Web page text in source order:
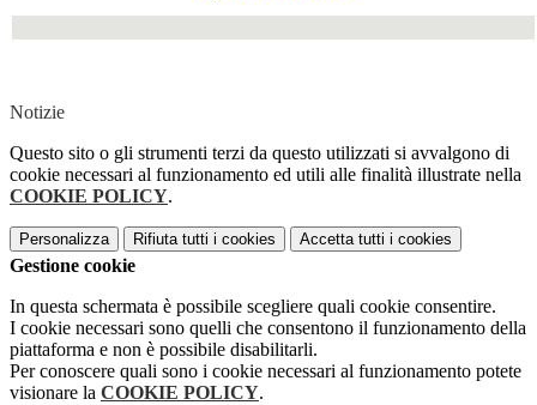
Notizie
Questo sito o gli strumenti terzi da questo utilizzati si avvalgono di
cookie necessari al funzionamento ed utili alle finalità illustrate nella
COOKIE POLICY.
Personalizza Rifiuta tutti i cookies Accetta tutti i cookies
Gestione cookie
In questa schermata è possibile scegliere quali cookie consentire.
I cookie necessari sono quelli che consentono il funzionamento della
piattaforma e non è possibile disabilitarli.
Per conoscere quali sono i cookie necessari al funzionamento potete
visionare la COOKIE POLICY.